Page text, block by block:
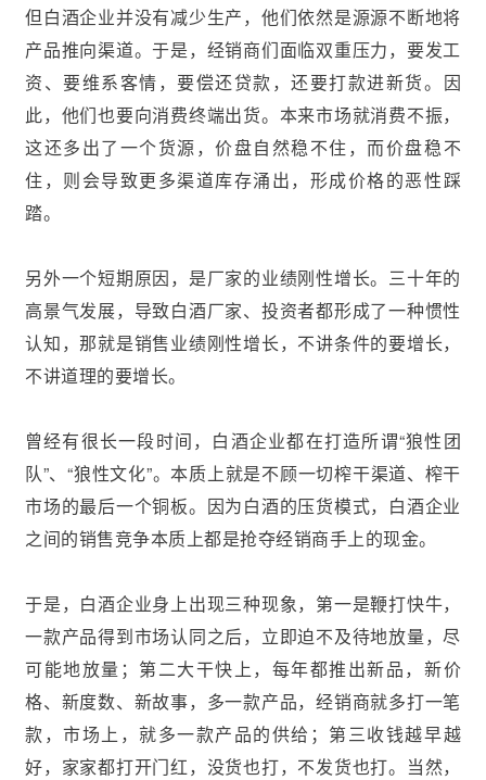
但白酒企业并没有减少生产，他们依然是源源不断地将
产品推向渠道。于是，经销商们面临双重压力，要发工
资、要维系客情，要偿还贷款，还要打款进新货。因
此，他们也要向消费终端出货。本来市场就消费不振，
这还多出了一个货源，价盘自然稳不住，而价盘稳不
住，则会导致更多渠道库存涌出，形成价格的恶性踩
踏。
另外一个短期原因，是厂家的业绩刚性增长。三十年的
高景气发展，导致白酒厂家、投资者都形成了一种惯性
认知，那就是销售业绩刚性增长，不讲条件的要增长，
不讲道理的要增长。
曾经有很长一段时间，白酒企业都在打造所谓“狼性团
队”、“狼性文化”。本质上就是不顾一切榨干渠道、榨干
市场的最后一个铜板。因为白酒的压货模式，白酒企业
之间的销售竞争本质上都是抢夺经销商手上的现金。
于是，白酒企业身上出现三种现象，第一是鞭打快牛，
一款产品得到市场认同之后，立即迫不及待地放量，尽
可能地放量；第二大干快上，每年都推出新品，新价
格、新度数、新故事，多一款产品，经销商就多打一笔
款，市场上，就多一款产品的供给；第三收钱越早越
好，家家都打开门红，没货也打，不发货也打。当然，